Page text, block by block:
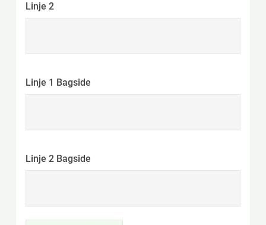
Linje 2
Linje 1 Bagside
Linje 2 Bagside